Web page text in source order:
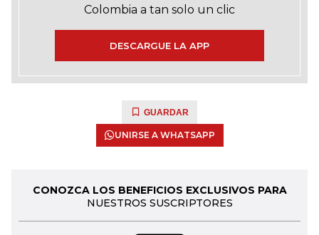
Colombia a tan solo un clic
DESCARGUE LA APP
GUARDAR
UNIRSE A WHATSAPP
CONOZCA LOS BENEFICIOS EXCLUSIVOS PARA
NUESTROS SUSCRIPTORES